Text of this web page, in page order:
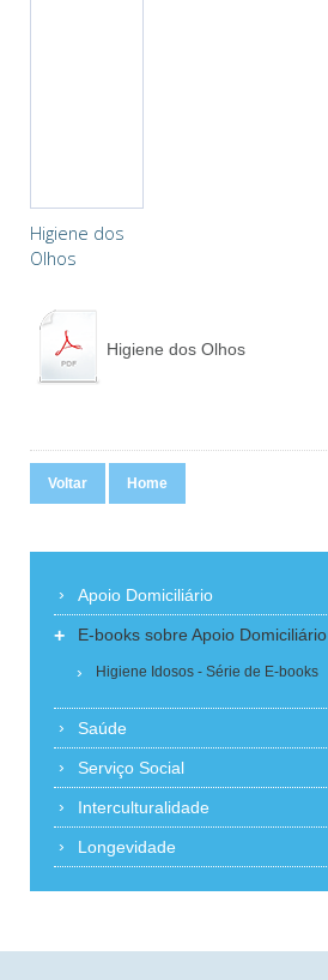
Higiene dos
Olhos
Higiene dos Olhos
Voltar Home
Apoio Domiciliário
+ E-books sobre Apoio Domiciliário
Higiene Idosos - Série de E-books
Saúde
Serviço Social
Interculturalidade
Longevidade